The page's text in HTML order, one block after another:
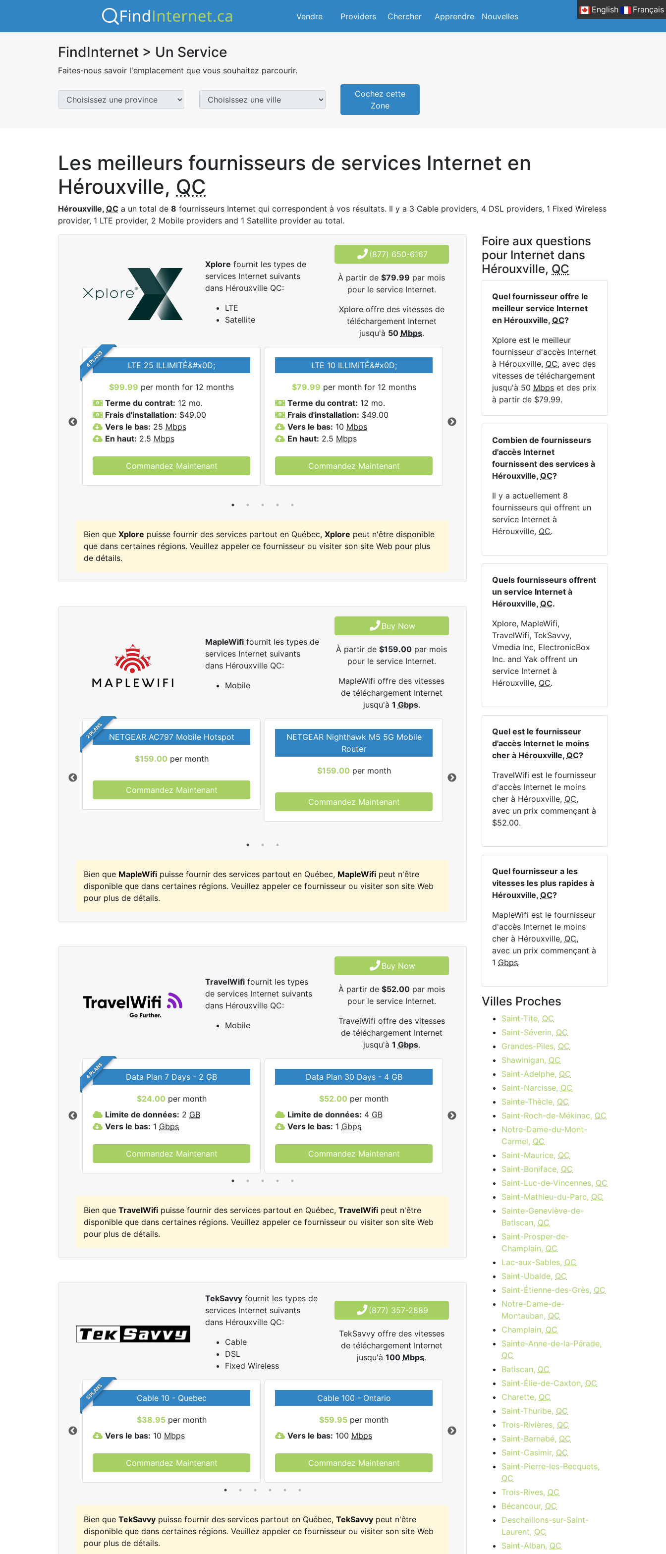
English Français
Vendre Providers Chercher Apprendre Nouvelles
FindInternet > Un Service
Faites-nous savoir l'emplacement que vous souhaitez parcourir.
Cochez cette
Zone
Les meilleurs fournisseurs de services Internet en
Hérouxville, QC
Hérouxville, QC a un total de 8 fournisseurs Internet qui correspondent à vos résultats. Il y a 3 Cable providers, 4 DSL providers, 1 Fixed Wireless
provider, 1 LTE provider, 2 Mobile providers and 1 Satellite provider au total.
Xplore fournit les types de
services Internet suivants
dans Hérouxville QC:
LTE
Satellite
(877) 650-6167
À partir de$79.99 par mois
pour le service Internet.
Xplore offre des vitesses de
téléchargement Internet
jusqu'à 50 Mbps.
4 PLANS LTE 25 ILLIMITÉ&#x0D;
$99.99 per month for 12 months
Terme du contrat: 12 mo.
Frais d'installation: $49.00
Vers le bas: 25 Mbps
En haut: 2.5 Mbps
Commandez Maintenant
LTE 10 ILLIMITÉ&#x0D;
$79.99 per month for 12 months
Terme du contrat: 12 mo.
Frais d'installation: $49.00
Vers le bas: 10 Mbps
En haut: 2.5 Mbps
Commandez Maintenant
Sat 25
$119.99per month for 12 months
Terme du contrat:12 mo.
Frais d'installation:$49.00
Limite de données:200GB
Vers le bas:25Mbps
En haut:1Mbps
Commandez Maintenant
Bien que Xplore puisse fournir des services partout en Québec, Xplore peut n'être disponible
que dans certaines régions. Veuillez appeler ce fournisseur ou visiter son site Web pour plus
de détails.
MapleWififournit les types de
services Internet suivants
dans Hérouxville QC:
Mobile
Buy Now
À partir de$159.00 par mois
pour le service Internet.
MapleWifi offre des vitesses
de téléchargement Internet
jusqu'à 1 Gbps.
2 PLANS NETGEAR AC797 Mobile Hotspot
$159.00 per month
Commandez Maintenant
NETGEAR Nighthawk M5 5G Mobile
Router
$159.00 per month
Commandez Maintenant
Cliquez ici pour afficher tous les forfaits
Internet MapleWifi.
Bien que MapleWifi puisse fournir des services partout en Québec, MapleWifi peut n'être
disponible que dans certaines régions. Veuillez appeler ce fournisseur ou visiter son site Web
pour plus de détails.
TravelWififournit les types
de services Internet suivants
dans Hérouxville QC:
Mobile
Buy Now
À partir de $52.00par mois
pour le service Internet.
TravelWifi offre des vitesses
de téléchargement Internet
jusqu'à 1 Gbps.
4 PLANS Data Plan 7 Days - 2 GB
$24.00 per month
Limite de données: 2 GB
Vers le bas: 1 Gbps
Commandez Maintenant
Data Plan 30 Days - 4 GB
$52.00 per month
Limite de données: 4 GB
Vers le bas: 1 Gbps
Commandez Maintenant
Data Plan 30 Days - 8 GB
$74.00per month
Limite de données:8GB
Vers le bas:1 Gbps
Commandez Maintenant
Bien que TravelWifi puisse fournir des services partout en Québec, TravelWifi peut n'être
disponible que dans certaines régions. Veuillez appeler ce fournisseur ou visiter son site Web
pour plus de détails.
TekSavvyfournit les types de
services Internet suivants
dans Hérouxville QC:
Cable
DSL
Fixed Wireless
(877) 357-2889
TekSavvy offre des vitesses
de téléchargement Internet
jusqu'à100 Mbps.
5 PLANS Cable 10 - Quebec
$38.95per month
Vers le bas: 10 Mbps
Commandez Maintenant
Cable 100 - Ontario
$59.95 per month
Vers le bas: 100 Mbps
Commandez Maintenant
Cable 15 - AB, BC
$34.95 per month
Vers le bas:15Mbps
Commandez Maintenant
Bien que TekSavvy puisse fournir des services partout en Québec, TekSavvy peut n'être
disponible que dans certaines régions. Veuillez appeler ce fournisseur ou visiter son site Web
pour plus de détails.
Foire aux questions
pour Internet dans
Hérouxville, QC
Quel fournisseur offre le
meilleur service Internet
en Hérouxville, QC?
Xplore est le meilleur
fournisseur d'accès Internet
à Hérouxville, QC, avec des
vitesses de téléchargement
jusqu'à 50 Mbps et des prix
à partir de $79.99.
Combien de fournisseurs
d'accès Internet
fournissent des services à
Hérouxville, QC?
Il y a actuellement 8
fournisseurs qui offrent un
service Internet à
Hérouxville, QC.
Quels fournisseurs offrent
un service Internet à
Hérouxville, QC.
Xplore, MapleWifi,
TravelWifi, TekSavvy,
Vmedia Inc, ElectronicBox
Inc. and Yak offrent un
service Internet à
Hérouxville, QC.
Quel est le fournisseur
d'accès Internet le moins
cher à Hérouxville, QC?
TravelWifi est le fournisseur
d'accès Internet le moins
cher à Hérouxville, QC,
avec un prix commençant à
$52.00.
Quel fournisseur a les
vitesses les plus rapides à
Hérouxville, QC?
MapleWifi est le fournisseur
d'accès Internet le moins
cher à Hérouxville, QC,
avec un prix commençant à
1 Gbps.
Villes Proches
Saint-Tite, QC
Saint-Séverin, QC
Grandes-Piles, QC
Shawinigan, QC
Saint-Adelphe, QC
Saint-Narcisse, QC
Sainte-Thècle, QC
Saint-Roch-de-Mékinac, QC
Notre-Dame-du-Mont-
Carmel, QC
Saint-Maurice, QC
Saint-Boniface, QC
Saint-Luc-de-Vincennes, QC
Saint-Mathieu-du-Parc, QC
Sainte-Geneviève-de-
Batiscan, QC
Saint-Prosper-de-
Champlain, QC
Lac-aux-Sables, QC
Saint-Ubalde, QC
Saint-Étienne-des-Grès, QC
Notre-Dame-de-
Montauban, QC
Champlain, QC
Sainte-Anne-de-la-Pérade,
QC
Batiscan, QC
Saint-Élie-de-Caxton, QC
Charette, QC
Saint-Thuribe, QC
Trois-Rivières, QC
Saint-Barnabé, QC
Saint-Casimir, QC
Saint-Pierre-les-Becquets,
QC
Trois-Rives, QC
Bécancour, QC
Deschaillons-sur-Saint-
Laurent, QC
Saint-Alban, QC